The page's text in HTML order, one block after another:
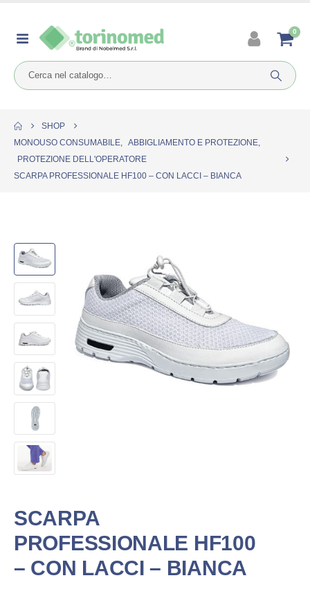
0
SHOP
MONOUSO CONSUMABILE, ABBIGLIAMENTO E PROTEZIONE,
PROTEZIONE DELL'OPERATORE
SCARPA PROFESSIONALE HF100 – CON LACCI – BIANCA
SCARPA
PROFESSIONALE HF100
– CON LACCI – BIANCA